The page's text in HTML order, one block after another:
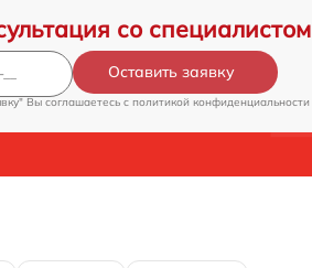
со специалистом
Оставить заявку
Вы соглашаетесь c политикой конфиденциальности